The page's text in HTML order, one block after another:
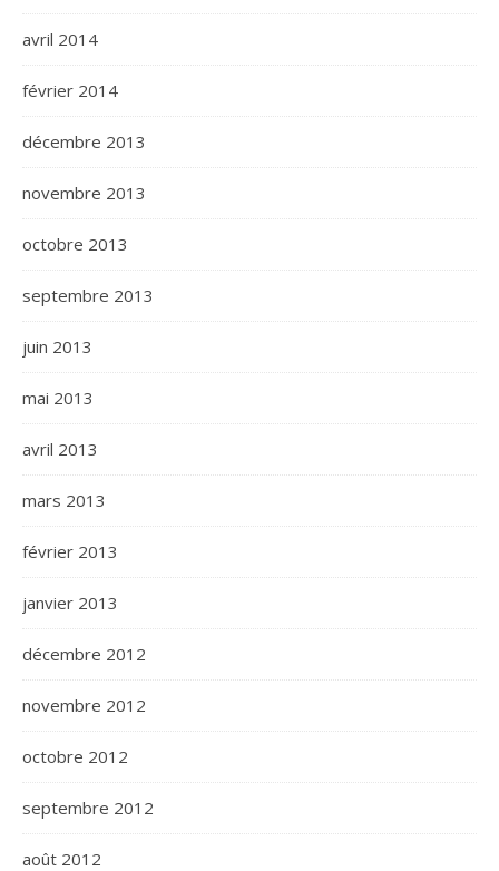
avril 2014
février 2014
décembre 2013
novembre 2013
octobre 2013
septembre 2013
juin 2013
mai 2013
avril 2013
mars 2013
février 2013
janvier 2013
décembre 2012
novembre 2012
octobre 2012
septembre 2012
août 2012